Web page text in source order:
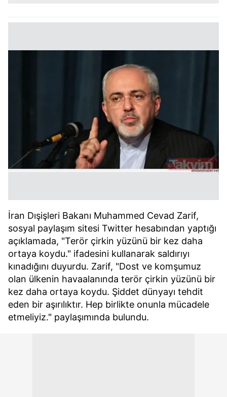
İran Dışişleri Bakanı Muhammed Cevad Zarif,
sosyal paylaşım sitesi Twitter hesabından yaptığı
açıklamada, "Terör çirkin yüzünü bir kez daha
ortaya koydu." ifadesini kullanarak saldırıyı
kınadığını duyurdu. Zarif, "Dost ve komşumuz
olan ülkenin havaalanında terör çirkin yüzünü bir
kez daha ortaya koydu. Şiddet dünyayı tehdit
eden bir aşırılıktır. Hep birlikte onunla mücadele
etmeliyiz." paylaşımında bulundu.